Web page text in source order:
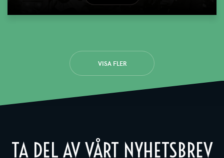
VISA FLER
TA DEL AV VÅRT NYHETSBREV